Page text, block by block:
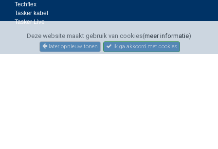
Deze website maakt gebruik van cookies(meer informatie)
later opnieuw tonen ik ga akkoord met cookies
Techflex
Tasker kabel
Tasker Live